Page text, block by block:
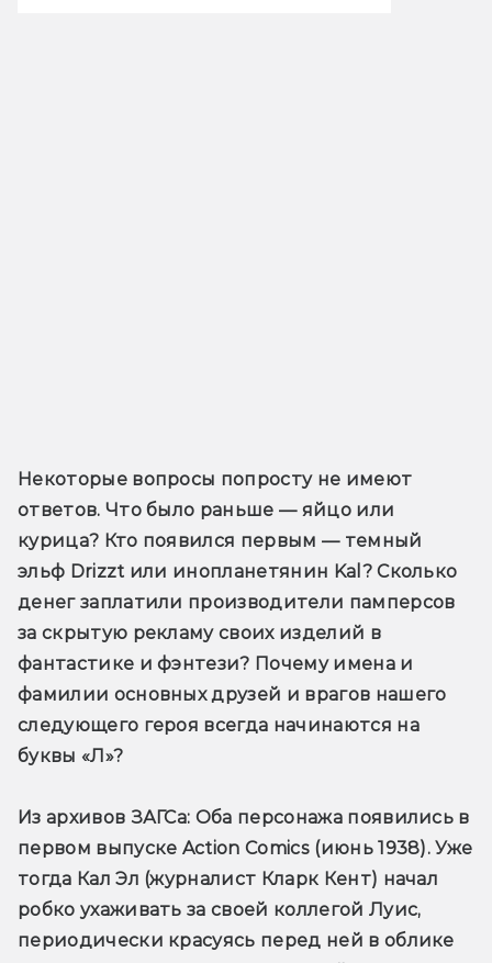
Некоторые вопросы попросту не имеют
ответов. Что было раньше — яйцо или
курица? Кто появился первым — темный
эльф Drizzt или инопланетянин Kal? Сколько
денег заплатили производители памперсов
за скрытую рекламу своих изделий в
фантастике и фэнтези? Почему имена и
фамилии основных друзей и врагов нашего
следующего героя всегда начинаются на
буквы «Л»?
Из архивов ЗАГСа: Оба персонажа появились в
первом выпуске Action Comics (июнь 1938). Уже
тогда Кал Эл (журналист Кларк Кент) начал
робко ухаживать за своей коллегой Луис,
периодически красуясь перед ней в облике